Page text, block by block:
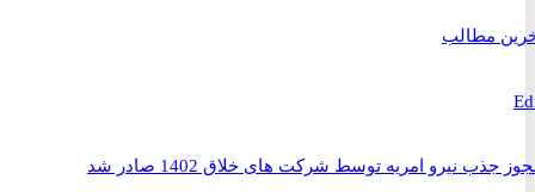
مطالب
نیرو امریه توسط شرکت های خلاق 1402 صادر شد